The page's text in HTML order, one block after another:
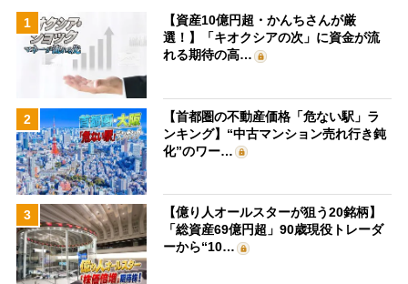
1
【資産10億円超・かんちさんが厳
選！】「キオクシアの次」に資金が流
れる期待の高…
2
【首都圏の不動産価格「危ない駅」ラ
ンキング】“中古マンション売れ行き鈍
化”のワー…
3
【億り人オールスターが狙う20銘柄】
「総資産69億円超」90歳現役トレーダ
ーから“10…